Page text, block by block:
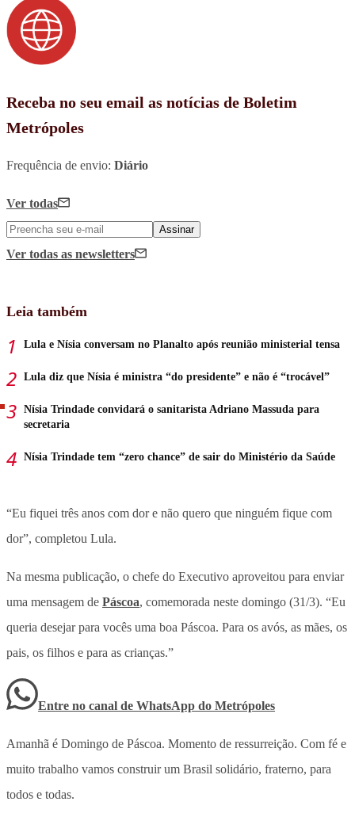
Receba no seu email as notícias de Boletim
Metrópoles
Frequência de envio: Diário
Ver todas
Assinar
Ver todas as newsletters
Leia também
Lula e Nísia conversam no Planalto após reunião ministerial tensa
Lula diz que Nísia é ministra “do presidente” e não é “trocável”
Nísia Trindade convidará o sanitarista Adriano Massuda para
secretaria
Nísia Trindade tem “zero chance” de sair do Ministério da Saúde
“Eu fiquei três anos com dor e não quero que ninguém fique com
dor”, completou Lula.
Na mesma publicação, o chefe do Executivo aproveitou para enviar
uma mensagem de Páscoa, comemorada neste domingo (31/3). “Eu
queria desejar para vocês uma boa Páscoa. Para os avós, as mães, os
pais, os filhos e para as crianças.”
Entre no canal de WhatsApp do Metrópoles
Amanhã é Domingo de Páscoa. Momento de ressurreição. Com fé e
muito trabalho vamos construir um Brasil solidário, fraterno, para
todos e todas.